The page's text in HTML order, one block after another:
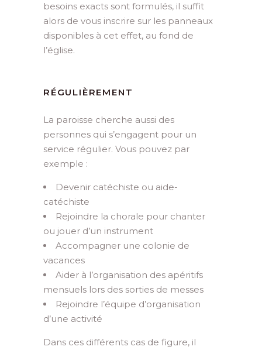
besoins exacts sont formulés, il suffit
alors de vous inscrire sur les panneaux
disponibles à cet effet, au fond de
l’église.
RÉGULIÈREMENT
La paroisse cherche aussi des
personnes qui s’engagent pour un
service régulier. Vous pouvez par
exemple :
Devenir catéchiste ou aide-
catéchiste
Rejoindre la chorale pour chanter
ou jouer d’un instrument
Accompagner une colonie de
vacances
Aider à l’organisation des apéritifs
mensuels lors des sorties de messes
Rejoindre l’équipe d’organisation
d’une activité
Dans ces différents cas de figure, il